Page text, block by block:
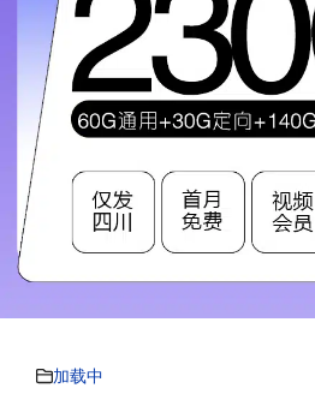
加载中